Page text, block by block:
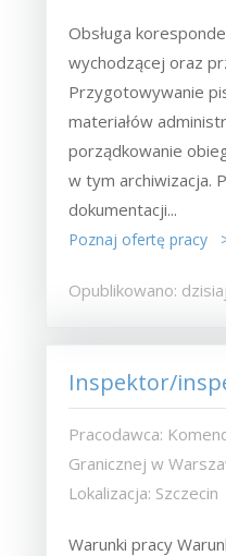
Obsługa
wychodzącej oraz
Przygotowywanie
materiałów
porządkowanie
w tym archiwizacja.
dokumentacji...
Poznaj ofertę pracy
Opublikowano: dzisiaj
Inspektor/
Pracodawca:
Granicznej w
Lokalizacja: Szczecin
Warunki pracy